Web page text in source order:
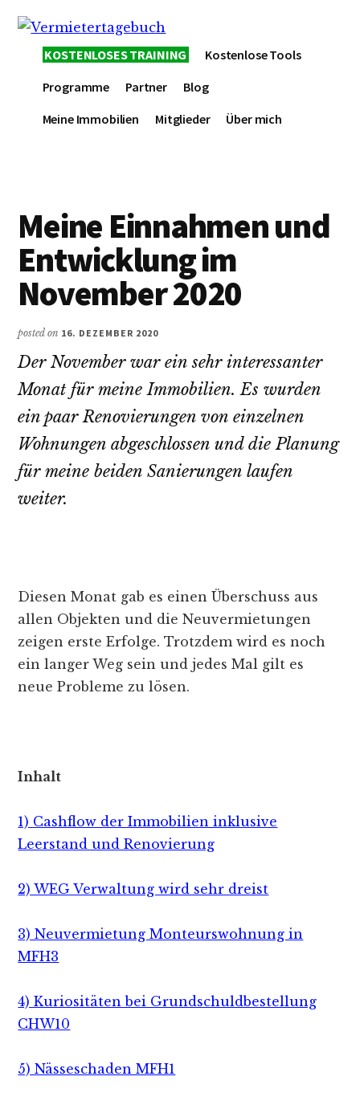
Hauptsidebar
springen
Additional
menuVermietertagebuch
KOSTENLOSES TRAINING
Kostenlose Tools
Programme
Partner
Blog
Meine Immobilien
Mitglieder Über mich
Meine Einnahmen und
Entwicklung im
November 2020
posted on 16. DEZEMBER 2020
Der November war ein sehr interessanter
Monat für meine Immobilien. Es wurden
ein paar Renovierungen von einzelnen
Wohnungen abgeschlossen und die Planung
für meine beiden Sanierungen laufen
weiter.
Diesen Monat gab es einen Überschuss aus
allen Objekten und die Neuvermietungen
zeigen erste Erfolge. Trotzdem wird es noch
ein langer Weg sein und jedes Mal gilt es
neue Probleme zu lösen.
Inhalt
1) Cashflow der Immobilien inklusive
Leerstand und Renovierung
2) WEG Verwaltung wird sehr dreist
3) Neuvermietung Monteurswohnung in
MFH3
4) Kuriositäten bei Grundschuldbestellung
CHW10
5) Nässeschaden MFH1